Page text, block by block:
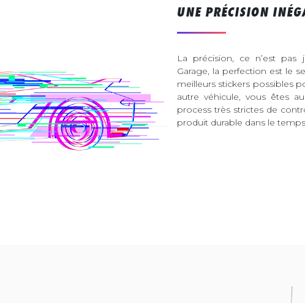
UNE PRÉCISION
La précision, ce n’est pas
Garage, la perfection est le
meilleurs stickers possibles
autre véhicule, vous êtes
process très strictes de
produit durable dans le